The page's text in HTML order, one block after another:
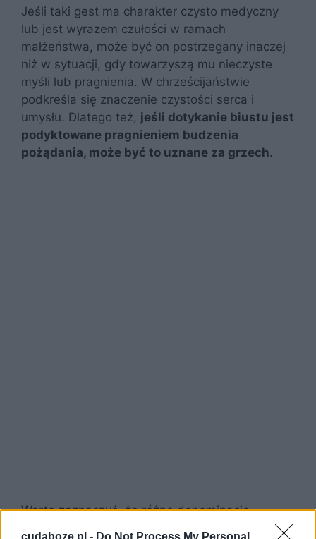
cudaboze.pl - Do Not Process My Personal
Jeśli taki gest ma charakter czysto medyczny
lub jest wyrazem czułości w ramach
małżeństwa, może być on postrzegany inaczej
niż w sytuacji, gdy towarzyszą mu nieczyste
myśli lub pragnienia. W chrześcijaństwie
podkreśla się znaczenie czystości serca i
umysłu. Dlatego też, jeśli dotykanie biustu jest
podyktowane pragnieniem budzenia
pożądania, może być to uznane za grzech.
Warto zaznaczyć, że różne denominacje